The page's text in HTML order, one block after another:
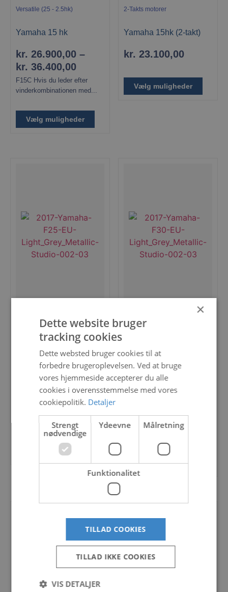
Versatile (25 - 2.5hk)
Yamaha 15 hk
kr. 26.900,00 –
kr. 36.400,00
F15C Hvis du leder efter
vinderkombinationen med...
Vælg muligheder
2-Takts motorer
Yamaha 15hk (2-takt)
kr. 23.100,00
Vælg muligheder
Yamaha 25 hk
34.900,00 –
44.900,00
F25G Denne legendariske 2-
Vælg muligheder
Mid to high power (200 hk -
Yamaha 30hk
kr.41.400,00
Yamaha 30hk 4-Takt
Påhængsmotor Med F30,
Vælg muligheder
×
Dette website bruger
tracking cookies
Dette websted bruger cookies til at
forbedre brugeroplevelsen. Ved at bruge
vores hjemmeside accepterer du alle
cookies i overensstemmelse med vores
cookiepolitik. Detaljer
Strengt
nødvendige
Ydeevne Målretning
Funktionalitet
TILLAD COOKIES
TILLAD IKKE COOKIES
VIS DETALJER